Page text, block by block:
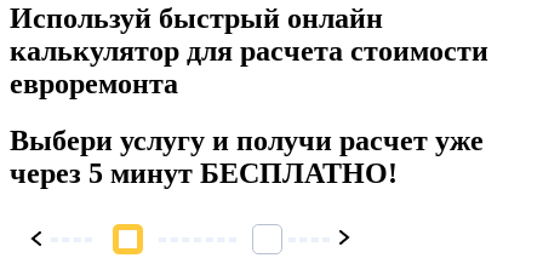
Используй быстрый онлайн
калькулятор для расчета стоимости
евроремонта
Выбери услугу и получи расчет уже
через 5 минут БЕСПЛАТНО!